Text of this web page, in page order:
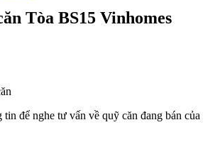
Tòa BS15 Vinhomes
để nghe tư vấn về quỹ căn đang bán của